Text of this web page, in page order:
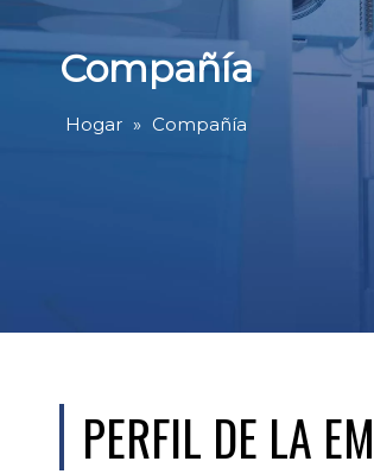
Compañía
Hogar » Compañía
PERFIL DE LA